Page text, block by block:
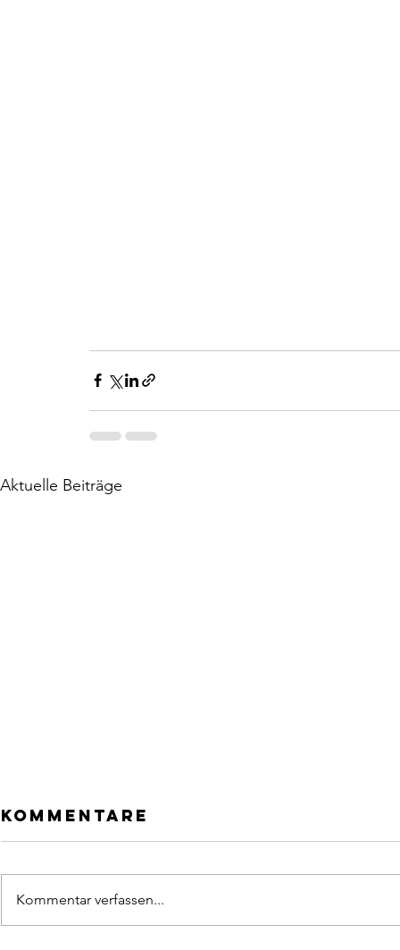
Aktuelle Beiträge
Kommentare
Kommentar verfassen...